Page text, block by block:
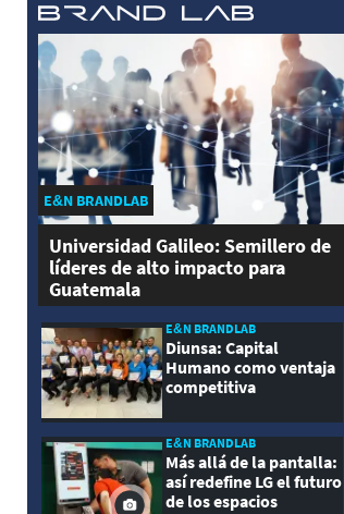
E&N BRANDLAB
Universidad Galileo: Semillero de
líderes de alto impacto para
Guatemala
E&N BRANDLAB
Diunsa: Capital
Humano como ventaja
competitiva
E&N BRANDLAB
Más allá de la pantalla:
así redefine LG el futuro
de los espacios